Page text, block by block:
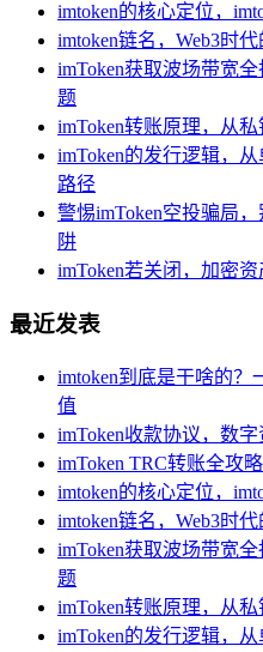
imtoken的核心定位，
imtoken链名，Web3时
imToken获取波场带宽
题
imToken转账原理，从
imToken的发行逻辑，
路径
警惕imToken空投骗局
阱
imToken若关闭，加密
最近发表
imtoken到底是干啥的
值
imToken收款协议，数
imToken TRC转账全攻
imtoken的核心定位，
imtoken链名，Web3时
imToken获取波场带宽
题
imToken转账原理，从
imToken的发行逻辑，